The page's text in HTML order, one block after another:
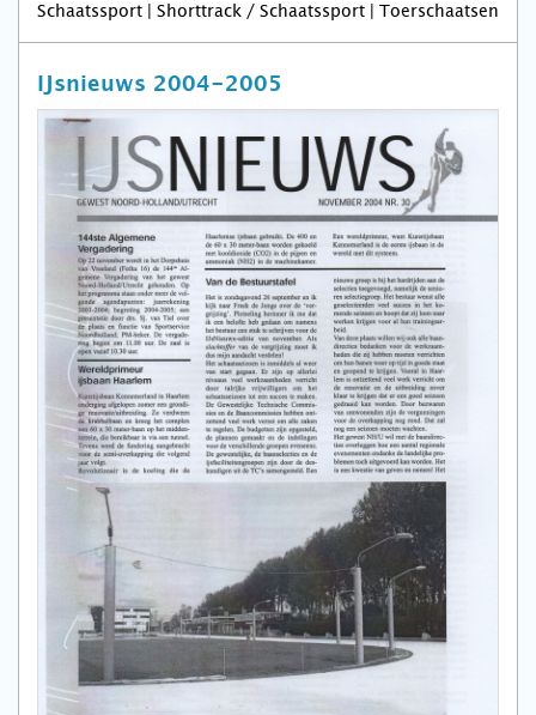
Schaatssport | Shorttrack / Schaatssport | Toerschaatsen
IJsnieuws 2004-2005